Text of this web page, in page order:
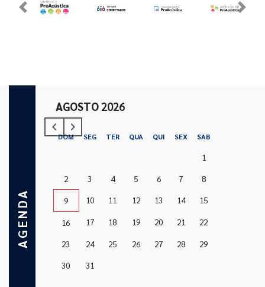
Previous Next
AGENDA
AGOSTO 2026
navigate_beforePrevious
navigate_nextNext
DOM SEG TER QUA QUI SEX SAB
1
2
3 4 5 6 7 8
9 10 11 12 13 14 15
16 17 18 19 20 21 22
23 24 25 26 27 28
29
30
31